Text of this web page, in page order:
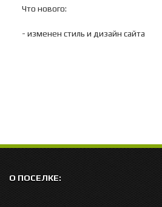
Что нового:
- изменен стиль и дизайн сайта
О ПОСЕЛКЕ: